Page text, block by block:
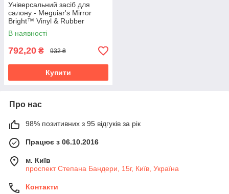
Універсальний засіб для
салону - Meguiar's Mirror
Bright™ Vinyl & Rubber
Treatment 414 мл
(MB0714EU)
В наявності
792,20 ₴ 932 ₴
Купити
Про нас
98% позитивних з 95 відгуків за рік
Працює з 06.10.2016
м. Київ
проспект Степана Бандери, 15г, Київ, Україна
Контакти